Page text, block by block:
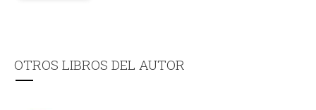
OTROS LIBROS DEL AUTOR